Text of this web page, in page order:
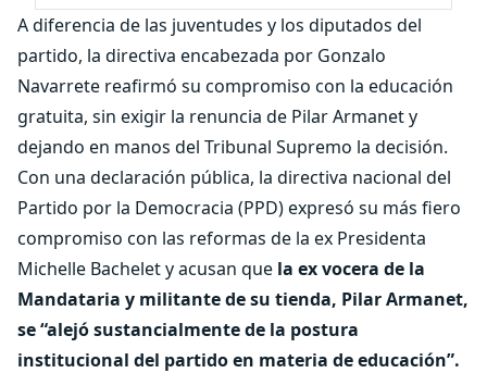
A diferencia de las juventudes y los diputados del
partido, la directiva encabezada por Gonzalo
Navarrete reafirmó su compromiso con la educación
gratuita, sin exigir la renuncia de Pilar Armanet y
dejando en manos del Tribunal Supremo la decisión.
Con una declaración pública, la directiva nacional del
Partido por la Democracia (PPD) expresó su más fiero
compromiso con las reformas de la ex Presidenta
Michelle Bachelet y acusan que la ex vocera de la
Mandataria y militante de su tienda, Pilar Armanet,
se “alejó sustancialmente de la postura
institucional del partido en materia de educación”.